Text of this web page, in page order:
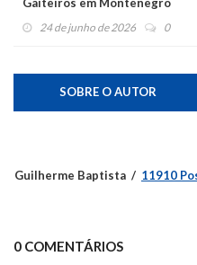
Gaiteiros em Montenegro
24 de junho de 2026 0
SOBRE O AUTOR
Guilherme Baptista 11910
0 COMENTÁRIOS